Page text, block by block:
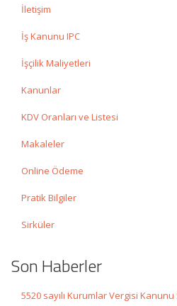
İletişim
İş Kanunu IPC
İşçilik Maliyetleri
Kanunlar
KDV Oranları ve Listesi
Makaleler
Online Ödeme
Pratik Bilgiler
Sirküler
Son Haberler
5520 sayılı Kurumlar Vergisi